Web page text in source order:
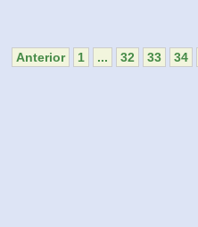
Anterior 1 ... 32 33 34